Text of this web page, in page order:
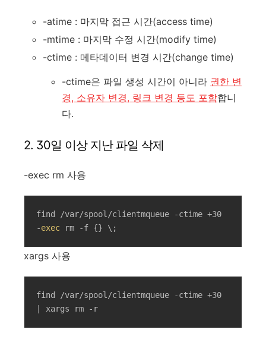
-atime : 마지막 접근 시간(access time)
-mtime : 마지막 수정 시간(modify time)
-ctime : 메타데이터 변경 시간(change time)
-ctime은 파일 생성 시간이 아니라 권한 변
경, 소유자 변경, 링크 변경 등도 포함합니
다.
2. 30일 이상 지난 파일 삭제
-exec rm 사용
find /var/spool/clientmqueue -ctime +30
-exec rm -f {} \;
xargs 사용
find /var/spool/clientmqueue -ctime +30
| xargs rm -r